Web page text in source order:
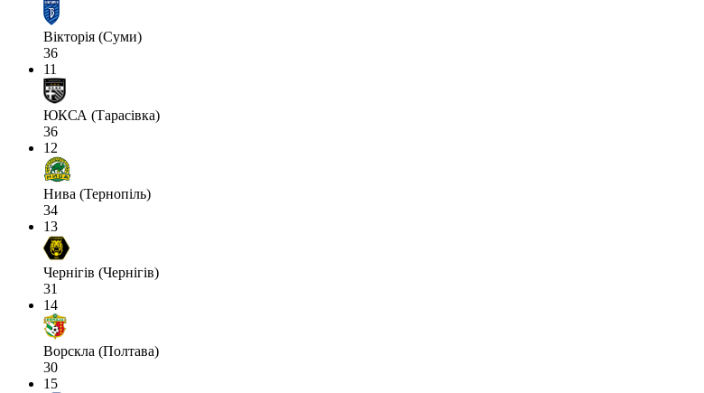
Вікторія (Суми)
36
11
ЮКСА (Тарасівка)
36
12
Нива (Тернопіль)
34
13
Чернігів (Чернігів)
31
14
Ворскла (Полтава)
30
15